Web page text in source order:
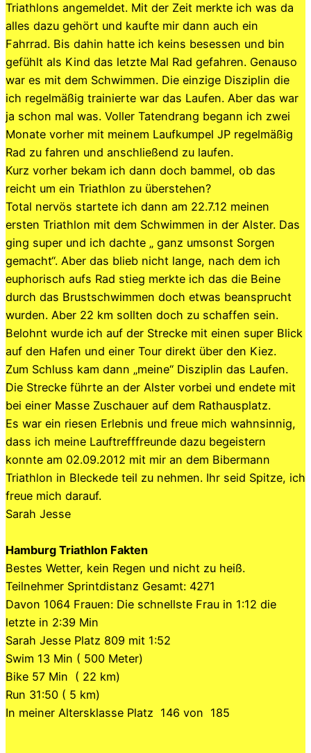
Triathlons angemeldet. Mit der Zeit merkte ich was da
alles dazu gehört und kaufte mir dann auch ein
Fahrrad. Bis dahin hatte ich keins besessen und bin
gefühlt als Kind das letzte Mal Rad gefahren. Genauso
war es mit dem Schwimmen. Die einzige Disziplin die
ich regelmäßig trainierte war das Laufen. Aber das war
ja schon mal was. Voller Tatendrang begann ich zwei
Monate vorher mit meinem Laufkumpel JP regelmäßig
Rad zu fahren und anschließend zu laufen.
Kurz vorher bekam ich dann doch bammel, ob das
reicht um ein Triathlon zu überstehen?
Total nervös startete ich dann am 22.7.12 meinen
ersten Triathlon mit dem Schwimmen in der Alster. Das
ging super und ich dachte „ ganz umsonst Sorgen
gemacht“. Aber das blieb nicht lange, nach dem ich
euphorisch aufs Rad stieg merkte ich das die Beine
durch das Brustschwimmen doch etwas beansprucht
wurden. Aber 22 km sollten doch zu schaffen sein.
Belohnt wurde ich auf der Strecke mit einen super Blick
auf den Hafen und einer Tour direkt über den Kiez.
Zum Schluss kam dann „meine“ Disziplin das Laufen.
Die Strecke führte an der Alster vorbei und endete mit
bei einer Masse Zuschauer auf dem Rathausplatz.
Es war ein riesen Erlebnis und freue mich wahnsinnig,
dass ich meine Lauftrefffreunde dazu begeistern
konnte am 02.09.2012 mit mir an dem Bibermann
Triathlon in Bleckede teil zu nehmen. Ihr seid Spitze, ich
freue mich darauf.
Sarah Jesse
Hamburg Triathlon Fakten
Bestes Wetter, kein Regen und nicht zu heiß.
Teilnehmer Sprintdistanz Gesamt: 4271
Davon 1064 Frauen: Die schnellste Frau in 1:12 die
letzte in 2:39 Min
Sarah Jesse Platz 809 mit 1:52
Swim 13 Min ( 500 Meter)
Bike 57 Min ( 22 km)
Run 31:50 ( 5 km)
In meiner Altersklasse Platz 146 von 185